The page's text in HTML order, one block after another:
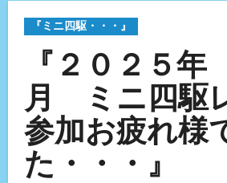
『ミニ四駆・・・』
『２０２５
月 ミニ四駆
参加お疲れ様
た・・・』